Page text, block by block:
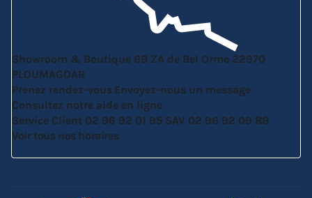
Showroom & Boutique 6B ZA de Bel Orme 22970
PLOUMAGOAR
Prenez rendez-vous Envoyez-nous un message
Consultez notre aide en ligne
Service Client 02 96 92 01 95 SAV 02 96 92 09 88
Voir tous nos horaires